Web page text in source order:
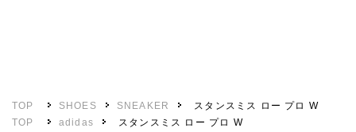
TOP SHOES SNEAKER
スタンスミス ロー プロ W
TOP
adidas スタンスミス ロー プロ W